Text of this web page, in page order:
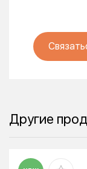
Другие